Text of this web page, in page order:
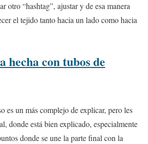
otro “hashtag”, ajustar y de esa manera
el tejido tanto hacia un lado como hacia
hecha con tubos de
es un más complejo de explicar, pero les
donde está bien explicado, especialmente
donde se une la parte final con la